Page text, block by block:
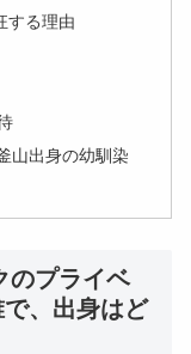
する理由
山出身の幼馴染
のプライベ
、出身はど